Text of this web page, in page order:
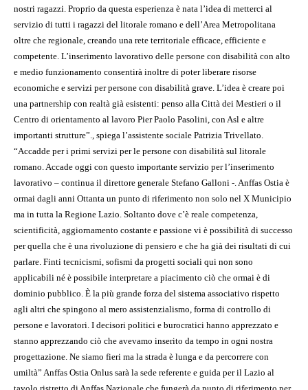
nostri ragazzi. Proprio da questa esperienza è nata l’idea di metterci al
servizio di tutti i ragazzi del litorale romano e dell’Area Metropolitana
oltre che regionale, creando una rete territoriale efficace, efficiente e
competente. L’inserimento lavorativo delle persone con disabilità con alto
e medio funzionamento consentirà inoltre di poter liberare risorse
economiche e servizi per persone con disabilità grave. L’idea è creare poi
una partnership con realtà già esistenti: penso alla Città dei Mestieri o il
Centro di orientamento al lavoro Pier Paolo Pasolini, con Asl e altre
importanti strutture”., spiega l’assistente sociale Patrizia Trivellato.
“Accadde per i primi servizi per le persone con disabilità sul litorale
romano. Accade oggi con questo importante servizio per l’inserimento
lavorativo – continua il direttore generale Stefano Galloni -. Anffas Ostia è
ormai dagli anni Ottanta un punto di riferimento non solo nel X Municipio
ma in tutta la Regione Lazio. Soltanto dove c’è reale competenza,
scientificità, aggiornamento costante e passione vi è possibilità di successo
per quella che è una rivoluzione di pensiero e che ha già dei risultati di cui
parlare. Finti tecnicismi, sofismi da progetti sociali qui non sono
applicabili né è possibile interpretare a piacimento ciò che ormai è di
dominio pubblico. È la più grande forza del sistema associativo rispetto
agli altri che spingono al mero assistenzialismo, forma di controllo di
persone e lavoratori. I decisori politici e burocratici hanno apprezzato e
stanno apprezzando ciò che avevamo inserito da tempo in ogni nostra
progettazione. Ne siamo fieri ma la strada è lunga e da percorrere con
umiltà” Anffas Ostia Onlus sarà la sede referente e guida per il Lazio al